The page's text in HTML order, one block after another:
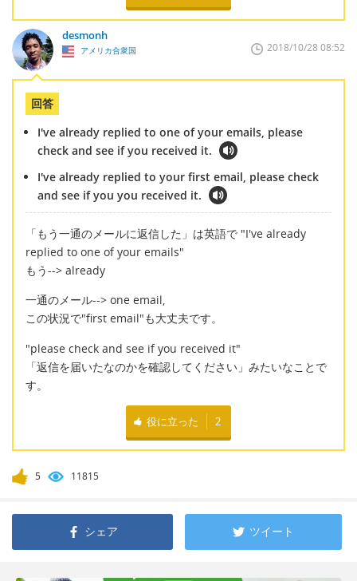
desmonh
アメリカ合衆国 2018/10/28 08:52
回答
I've already replied to one of your emails, please
check and see if you received it.
I've already replied to your first email, please check
and see if you you received it.
「もう一通のメールに返信した」は英語で "I've already
replied to one of your emails"
もう--> already
一通のメール--> one email,
この状況で"first email"も大丈夫です。
"please check and see if you received it"
「返信を届いたなのかを確認してください」みたいなことで
す。
役に立った 2
5 11815
シェア ツイート